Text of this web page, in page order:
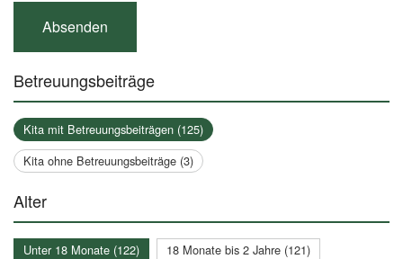
Betreuungsbeiträge
Kita mit Betreuungsbeiträgen (125)
Kita ohne Betreuungsbeiträge (3)
Alter
Unter 18 Monate (122)
18 Monate bis 2 Jahre (121)